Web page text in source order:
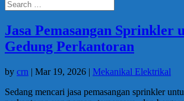
Jasa Pemasangan Sprinkler
Gedung Perkantoran
by crn | Mar 19, 2026 | Mekanikal Elektrikal
Sedang mencari jasa pemasangan sprinkler